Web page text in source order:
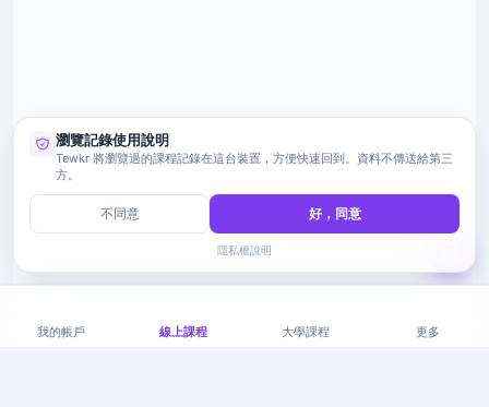
我的帳戶 線上課程 大學課程 更多
瀏覽記錄使用說明
Tewkr 將瀏覽過的課程記錄在這台裝置，方便快速回到。資料不傳送給第三
方。
不同意 好，同意
隱私權說明